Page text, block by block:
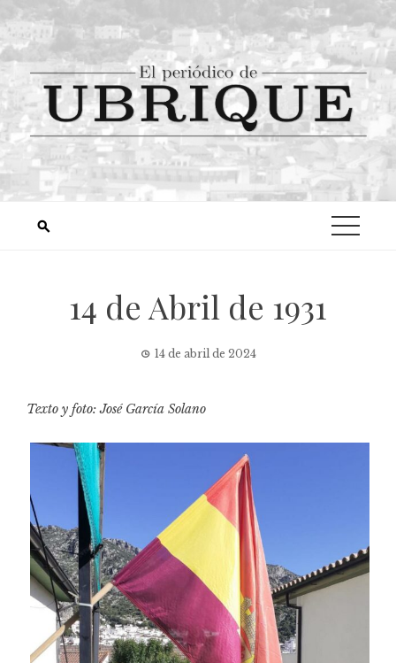
14 de Abril de 1931
14 de abril de 2024
Texto y foto: José García Solano